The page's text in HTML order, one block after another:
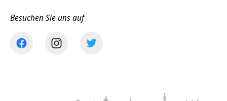
Besuchen Sie uns auf